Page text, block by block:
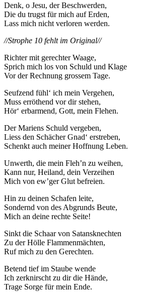
Denk, o Jesu, der Beschwerden,
Die du trugst für mich auf Erden,
Lass mich nicht verloren werden.
//Strophe 10 fehlt im Original//
Richter mit gerechter Waage,
Sprich mich los von Schuld und Klage
Vor der Rechnung grossem Tage.
Seufzend fühl‘ ich mein Vergehen,
Muss erröthend vor dir stehen,
Hör‘ erbarmend, Gott, mein Flehen.
Der Mariens Schuld vergeben,
Liess den Schächer Gnad‘ erstreben,
Schenkt auch meiner Hoffnung Leben.
Unwerth, die mein Fleh’n zu weihen,
Kann nur, Heiland, dein Verzeihen
Mich von ew’ger Glut befreien.
Hin zu deinen Schafen leite,
Sondernd von des Abgrunds Beute,
Mich an deine rechte Seite!
Sinkt die Schaar von Satansknechten
Zu der Hölle Flammenmächten,
Ruf mich zu den Gerechten.
Betend tief im Staube wende
Ich zerknirscht zu dir die Hände,
Trage Sorge für mein Ende.